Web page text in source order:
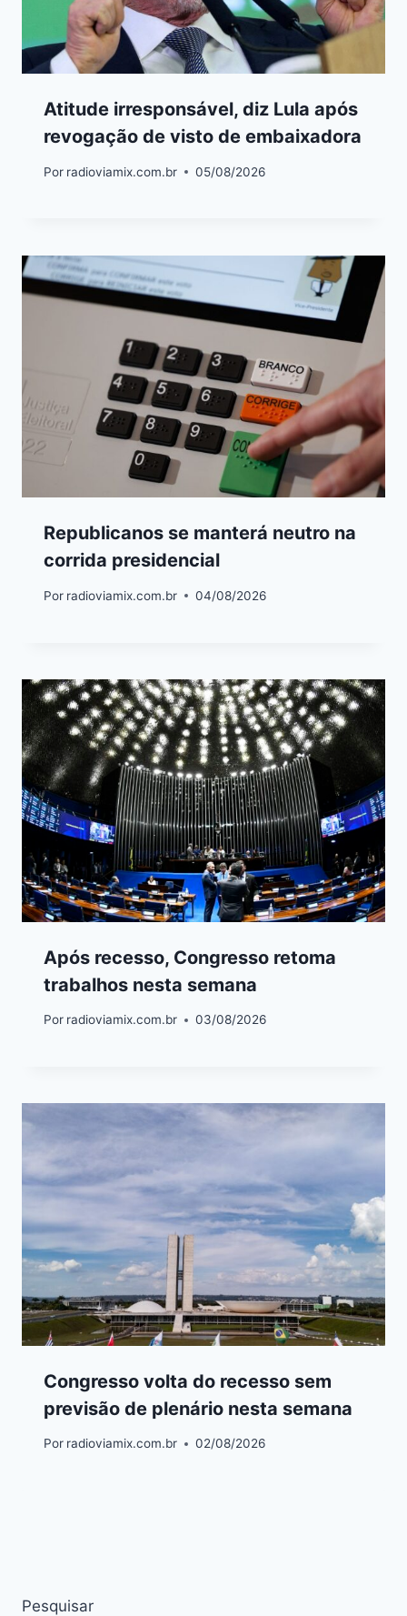
Atitude irresponsável, diz Lula após
revogação de visto de embaixadora
Por radioviamix.com.br 05/08/2026
Republicanos se manterá neutro na
corrida presidencial
Por radioviamix.com.br 04/08/2026
Após recesso, Congresso retoma
trabalhos nesta semana
Por radioviamix.com.br 03/08/2026
Congresso volta do recesso sem
previsão de plenário nesta semana
Por radioviamix.com.br 02/08/2026
Pesquisar